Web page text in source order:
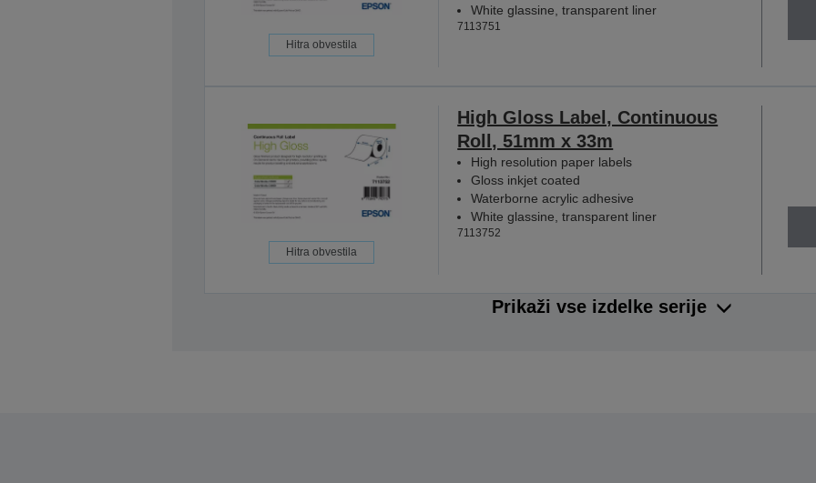
Hitra obvestila
White glassine, transparent liner
7113751
Hitra obvestila
High Gloss Label, Continuous
Roll, 51mm x 33m
High resolution paper labels
Gloss inkjet coated
Waterborne acrylic adhesive
White glassine, transparent liner
7113752
Prikaži vse izdelke serije